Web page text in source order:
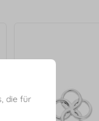
die für